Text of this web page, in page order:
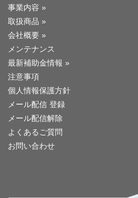
事業内容 »
取扱商品 »
会社概要 »
メンテナンス
最新補助金情報 »
注意事項
個人情報保護方針
メール配信 登録
メール配信解除
よくあるご質問
お問い合わせ